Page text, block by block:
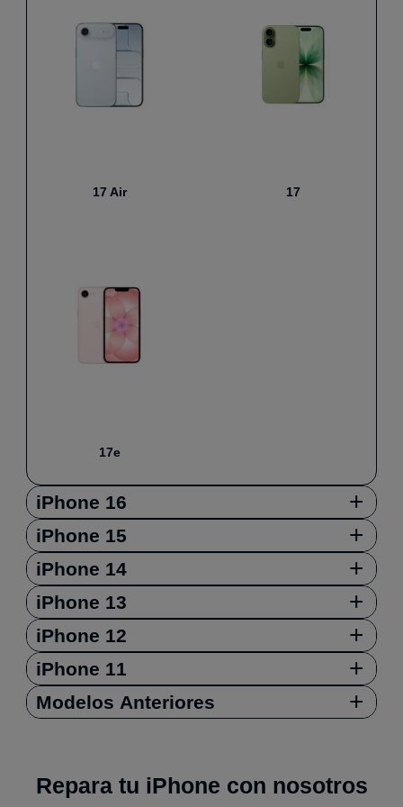
17 Air 17
17e
iPhone 16 +
iPhone 15 +
iPhone 14 +
iPhone 13 +
iPhone 12 +
iPhone 11 +
Modelos Anteriores +
Repara tu iPhone con nosotros